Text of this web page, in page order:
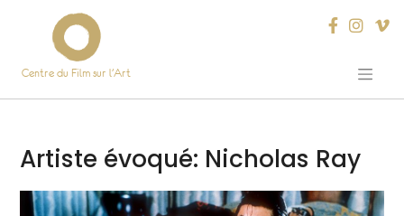
Centre du Film sur l’Art
Artiste évoqué: Nicholas Ray